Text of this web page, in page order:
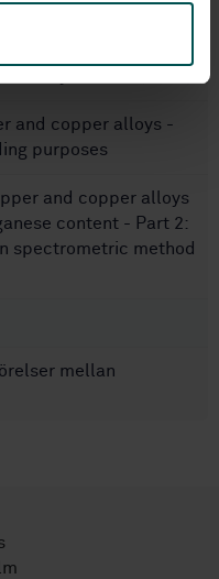
and copper alloys
and copper alloys -
purposes
and copper alloys
content - Part 2:
spectrometric method
mellan